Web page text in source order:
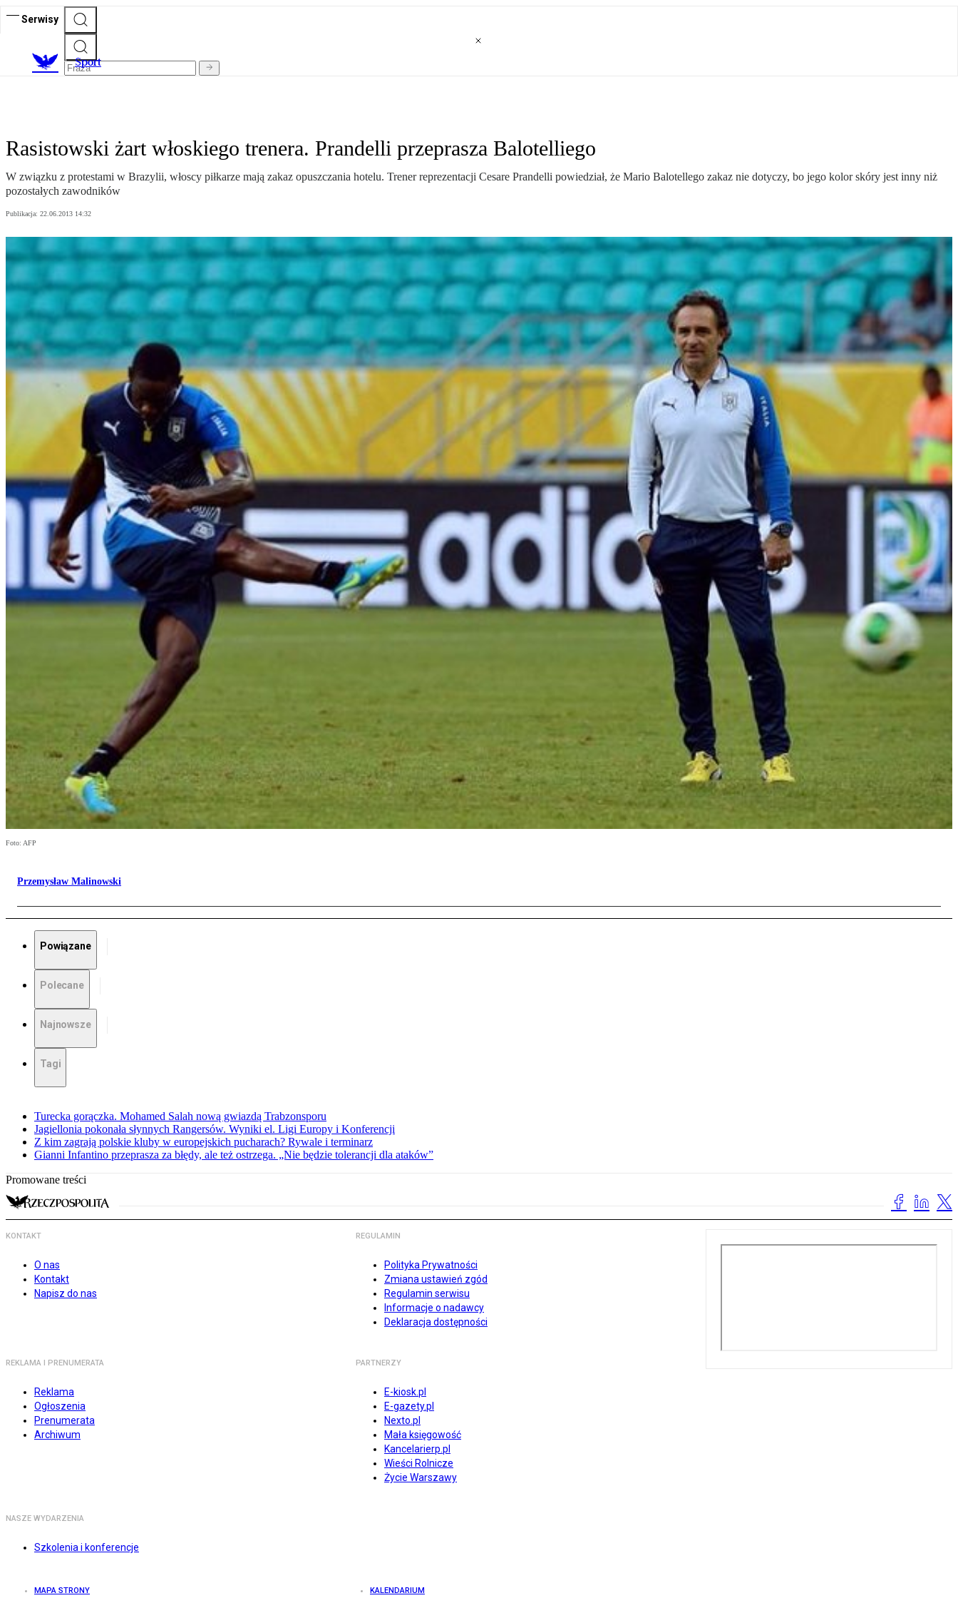
Serwisy
Sport
Rasistowski żart włoskiego trenera. Prandelli przeprasza Balotelliego
W związku z protestami w Brazylii, włoscy piłkarze mają zakaz opuszczania hotelu. Trener reprezentacji Cesare Prandelli powiedział, że Mario Balotellego zakaz nie dotyczy, bo jego kolor skóry jest inny niż
pozostałych zawodników
Publikacja: 22.06.2013 14:32
Foto: AFP
Przemysław Malinowski
Powiązane
Polecane
Najnowsze
Tagi
Turecka gorączka. Mohamed Salah nową gwiazdą Trabzonsporu
Jagiellonia pokonała słynnych Rangersów. Wyniki el. Ligi Europy i Konferencji
Z kim zagrają polskie kluby w europejskich pucharach? Rywale i terminarz
Gianni Infantino przeprasza za błędy, ale też ostrzega. „Nie będzie tolerancji dla ataków”
Promowane treści
KONTAKT
O nas
Kontakt
Napisz do nas
REGULAMIN
Polityka Prywatności
Zmiana ustawień zgód
Regulamin serwisu
Informacje o nadawcy
Deklaracja dostępności
REKLAMA I PRENUMERATA
Reklama
Ogłoszenia
Prenumerata
Archiwum
PARTNERZY
E-kiosk.pl
E-gazety.pl
Nexto.pl
Mała księgowość
Kancelarierp.pl
Wieści Rolnicze
Życie Warszawy
NASZE WYDARZENIA
Szkolenia i konferencje
MAPA STRONY KALENDARIUM